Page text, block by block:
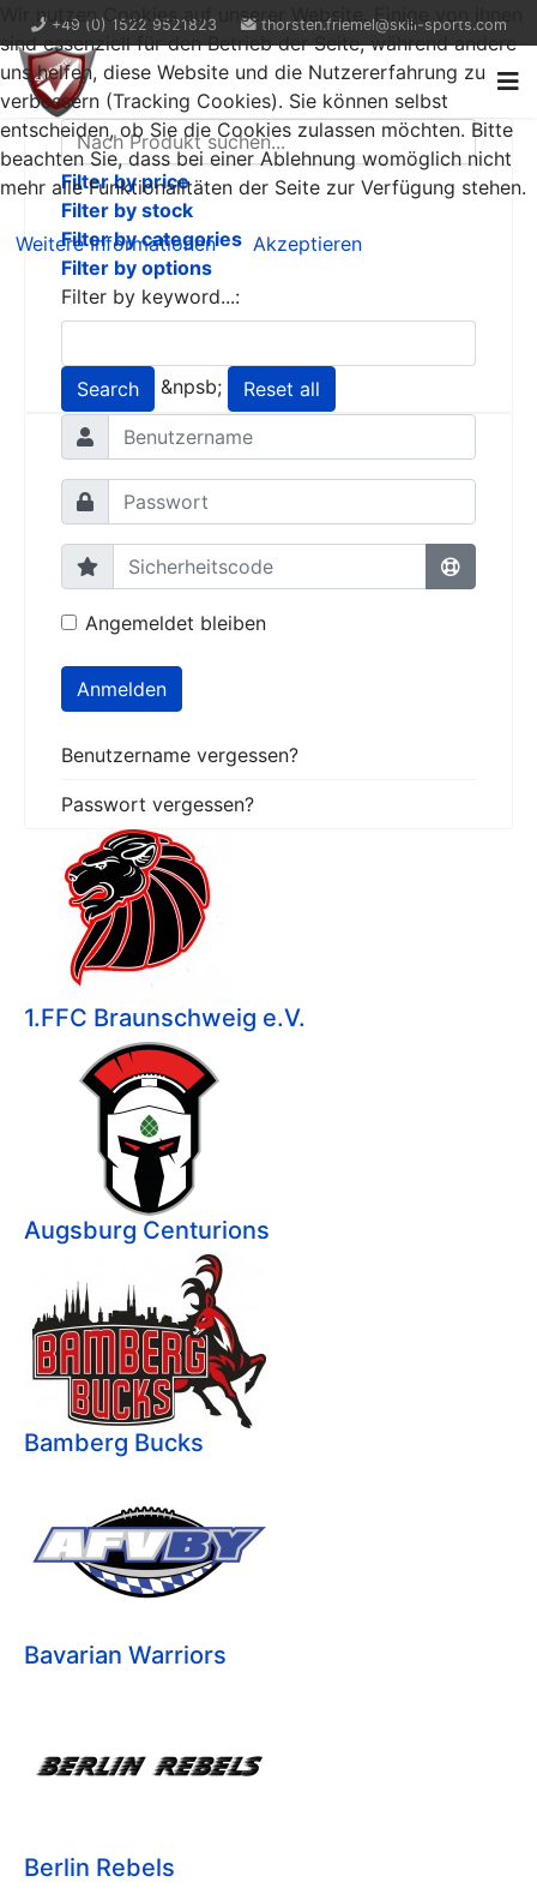
+49 (0) 1522 9521823 thorsten.friemel@skill-sports.com
Filter by price
Filter by stock
Filter by categories
Filter by options
Filter by keyword...:
Search &npsb; Reset all
Angemeldet bleiben
Anmelden
Benutzername vergessen?
Passwort vergessen?
1.FFC Braunschweig e.V.
Augsburg Centurions
Bamberg Bucks
Bavarian Warriors
Berlin Rebels
Wir nutzen Cookies auf unserer Website. Einige von ihnen
sind essenziell für den Betrieb der Seite, während andere
uns helfen, diese Website und die Nutzererfahrung zu
verbessern (Tracking Cookies). Sie können selbst
entscheiden, ob Sie die Cookies zulassen möchten. Bitte
beachten Sie, dass bei einer Ablehnung womöglich nicht
mehr alle Funktionalitäten der Seite zur Verfügung stehen.
Weitere Informationen Akzeptieren